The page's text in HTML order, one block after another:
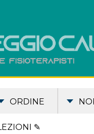
ORDINE
✎